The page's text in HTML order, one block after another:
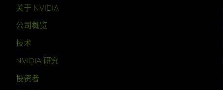
关于 NVIDIA
公司概览
技术
NVIDIA 研究
投资者